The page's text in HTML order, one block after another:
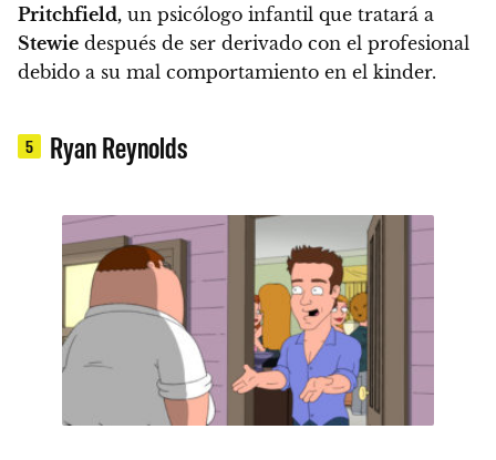
Pritchfield, un psicólogo infantil que tratará a
Stewie después de ser derivado con el profesional
debido a su mal comportamiento en el kinder.
5 Ryan Reynolds